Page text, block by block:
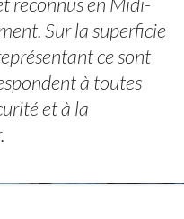
Sur la superficie
ce sont
à toutes
et à la